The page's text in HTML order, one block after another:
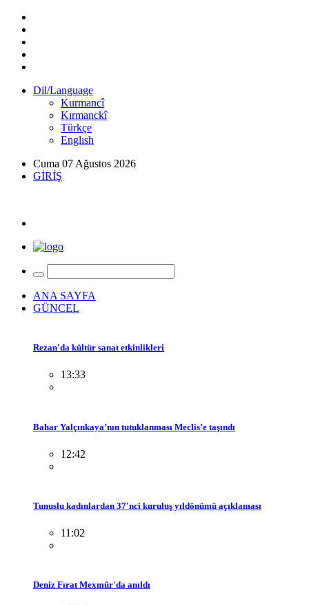
Dil/Language
Kurmancî
Kırmanckî
Türkçe
Englısh
Cuma 07 Ağustos 2026
GİRİŞ
ANA SAYFA
GÜNCEL
Rezan'da kültür sanat etkinlikleri
13:33
Bahar Yalçınkaya’nın tutuklanması Meclis’e taşındı
12:42
Tunuslu kadınlardan 37'nci kuruluş yıldönümü açıklaması
11:02
Deniz Fırat Mexmûr'da anıldı